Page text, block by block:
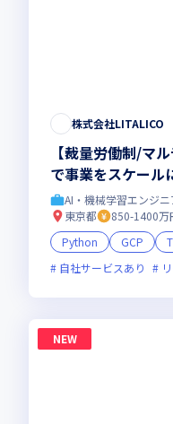
株式会社LITALICO
【裁量労働制/マ
で事業をスケー
AI・機械学習エンジ
東京都
850-1400万
Python
GCP
自社サービスあり
NEW